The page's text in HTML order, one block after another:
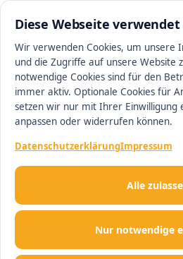
Diese Webseite verwendet
Wir verwenden Cookies, um unsere
und die Zugriffe auf unsere Website
notwendige Cookies sind für den
immer aktiv. Optionale Cookies für
setzen wir nur mit Ihrer Einwilligung
anpassen oder widerrufen können.
DatenschutzerklärungImpressum
Nur notwendige
Alle